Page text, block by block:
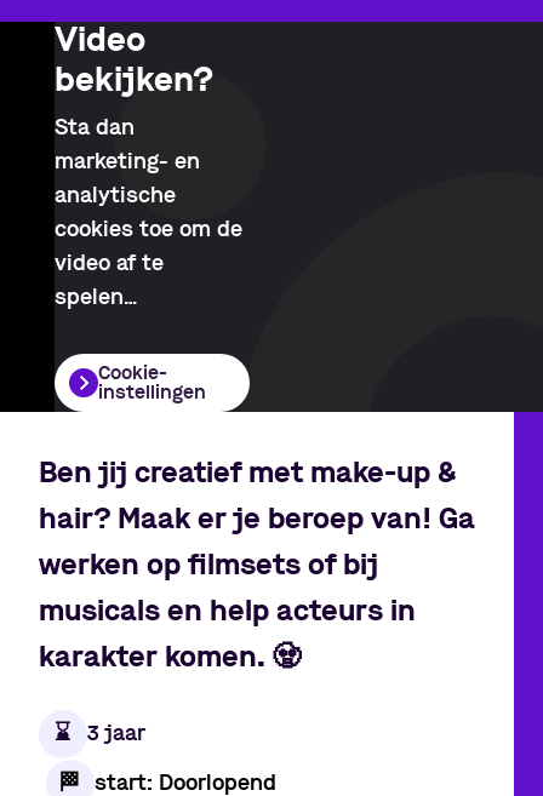
Video
bekijken?
Sta dan
marketing- en
analytische
cookies toe om de
video af te
spelen…
Cookie-
instellingen
Ben jij creatief met make-up &
hair? Maak er je beroep van! Ga
werken op filmsets of bij
musicals en help acteurs in
karakter komen. 🧟
⌛️ 3 jaar
🏁 start: Doorlopend